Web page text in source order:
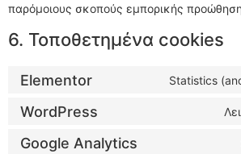
παρόμοιους σκοπούς εμπορικής
6. Τοποθετημένα cookies
Elementor Statistics
WordPress
Google Analytics